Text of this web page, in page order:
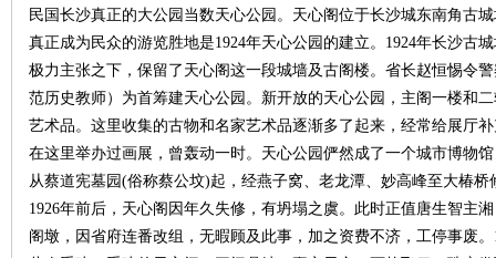
民国长沙真正的大公园当数天心公园。天心阁位于长沙城东南角古
真正成为民众的游览胜地是1924年天心公园的建立。1924年长沙古
极力主张之下，保留了天心阁这一段城墙及古阁楼。省长赵恒惕令
范历史教师）为首筹建天心公园。新开放的天心公园，主阁一楼和
艺术品。这里收集的古物和名家艺术品逐渐多了起来，经常给展厅
在这里举办过画展，曾轰动一时。天心公园俨然成了一个城市博物
从蔡道宪墓园(俗称蔡公坟)起，经燕子窝、老龙潭、妙高峰至大椿
1926年前后，天心阁因年久失修，有坍塌之虞。此时正值唐生智主
阁墩，因省府连番改组，无暇顾及此事，加之资费不济，工停事废